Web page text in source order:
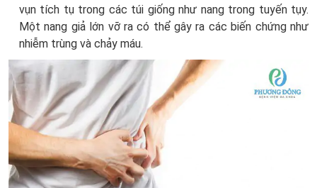
vụn tích tụ trong các túi giống như nang trong tuyến tụy.
Một nang giả lớn vỡ ra có thể gây ra các biến chứng như
nhiễm trùng và chảy máu.